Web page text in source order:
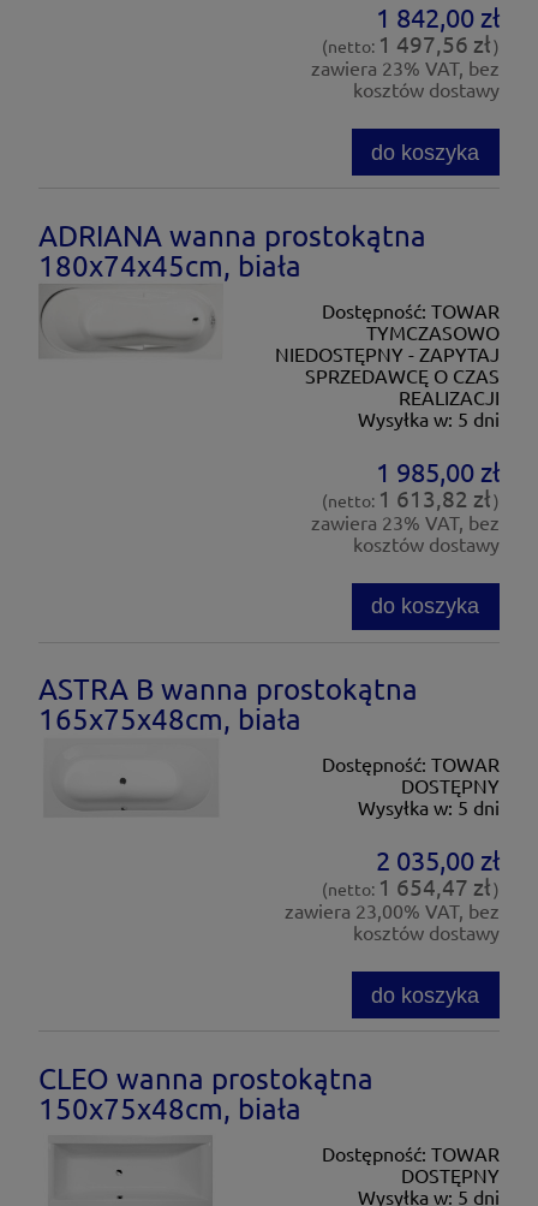
1 842,00 zł
(netto: 1 497,56 zł)
zawiera 23% VAT, bez
kosztów dostawy
do koszyka
ADRIANA wanna prostokątna
180x74x45cm, biała
Dostępność: TOWAR
TYMCZASOWO
NIEDOSTĘPNY - ZAPYTAJ
SPRZEDAWCĘ O CZAS
REALIZACJI
Wysyłka w: 5 dni
1 985,00 zł
(netto: 1 613,82 zł)
zawiera 23% VAT, bez
kosztów dostawy
do koszyka
ASTRA B wanna prostokątna
165x75x48cm, biała
Dostępność: TOWAR
DOSTĘPNY
Wysyłka w: 5 dni
2 035,00 zł
(netto: 1 654,47 zł)
zawiera 23,00% VAT, bez
kosztów dostawy
do koszyka
CLEO wanna prostokątna
150x75x48cm, biała
Dostępność: TOWAR
DOSTĘPNY
Wysyłka w: 5 dni